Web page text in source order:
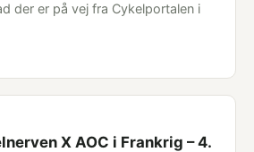
der er på vej fra Cykelportalen i
X AOC i Frankrig – 4.